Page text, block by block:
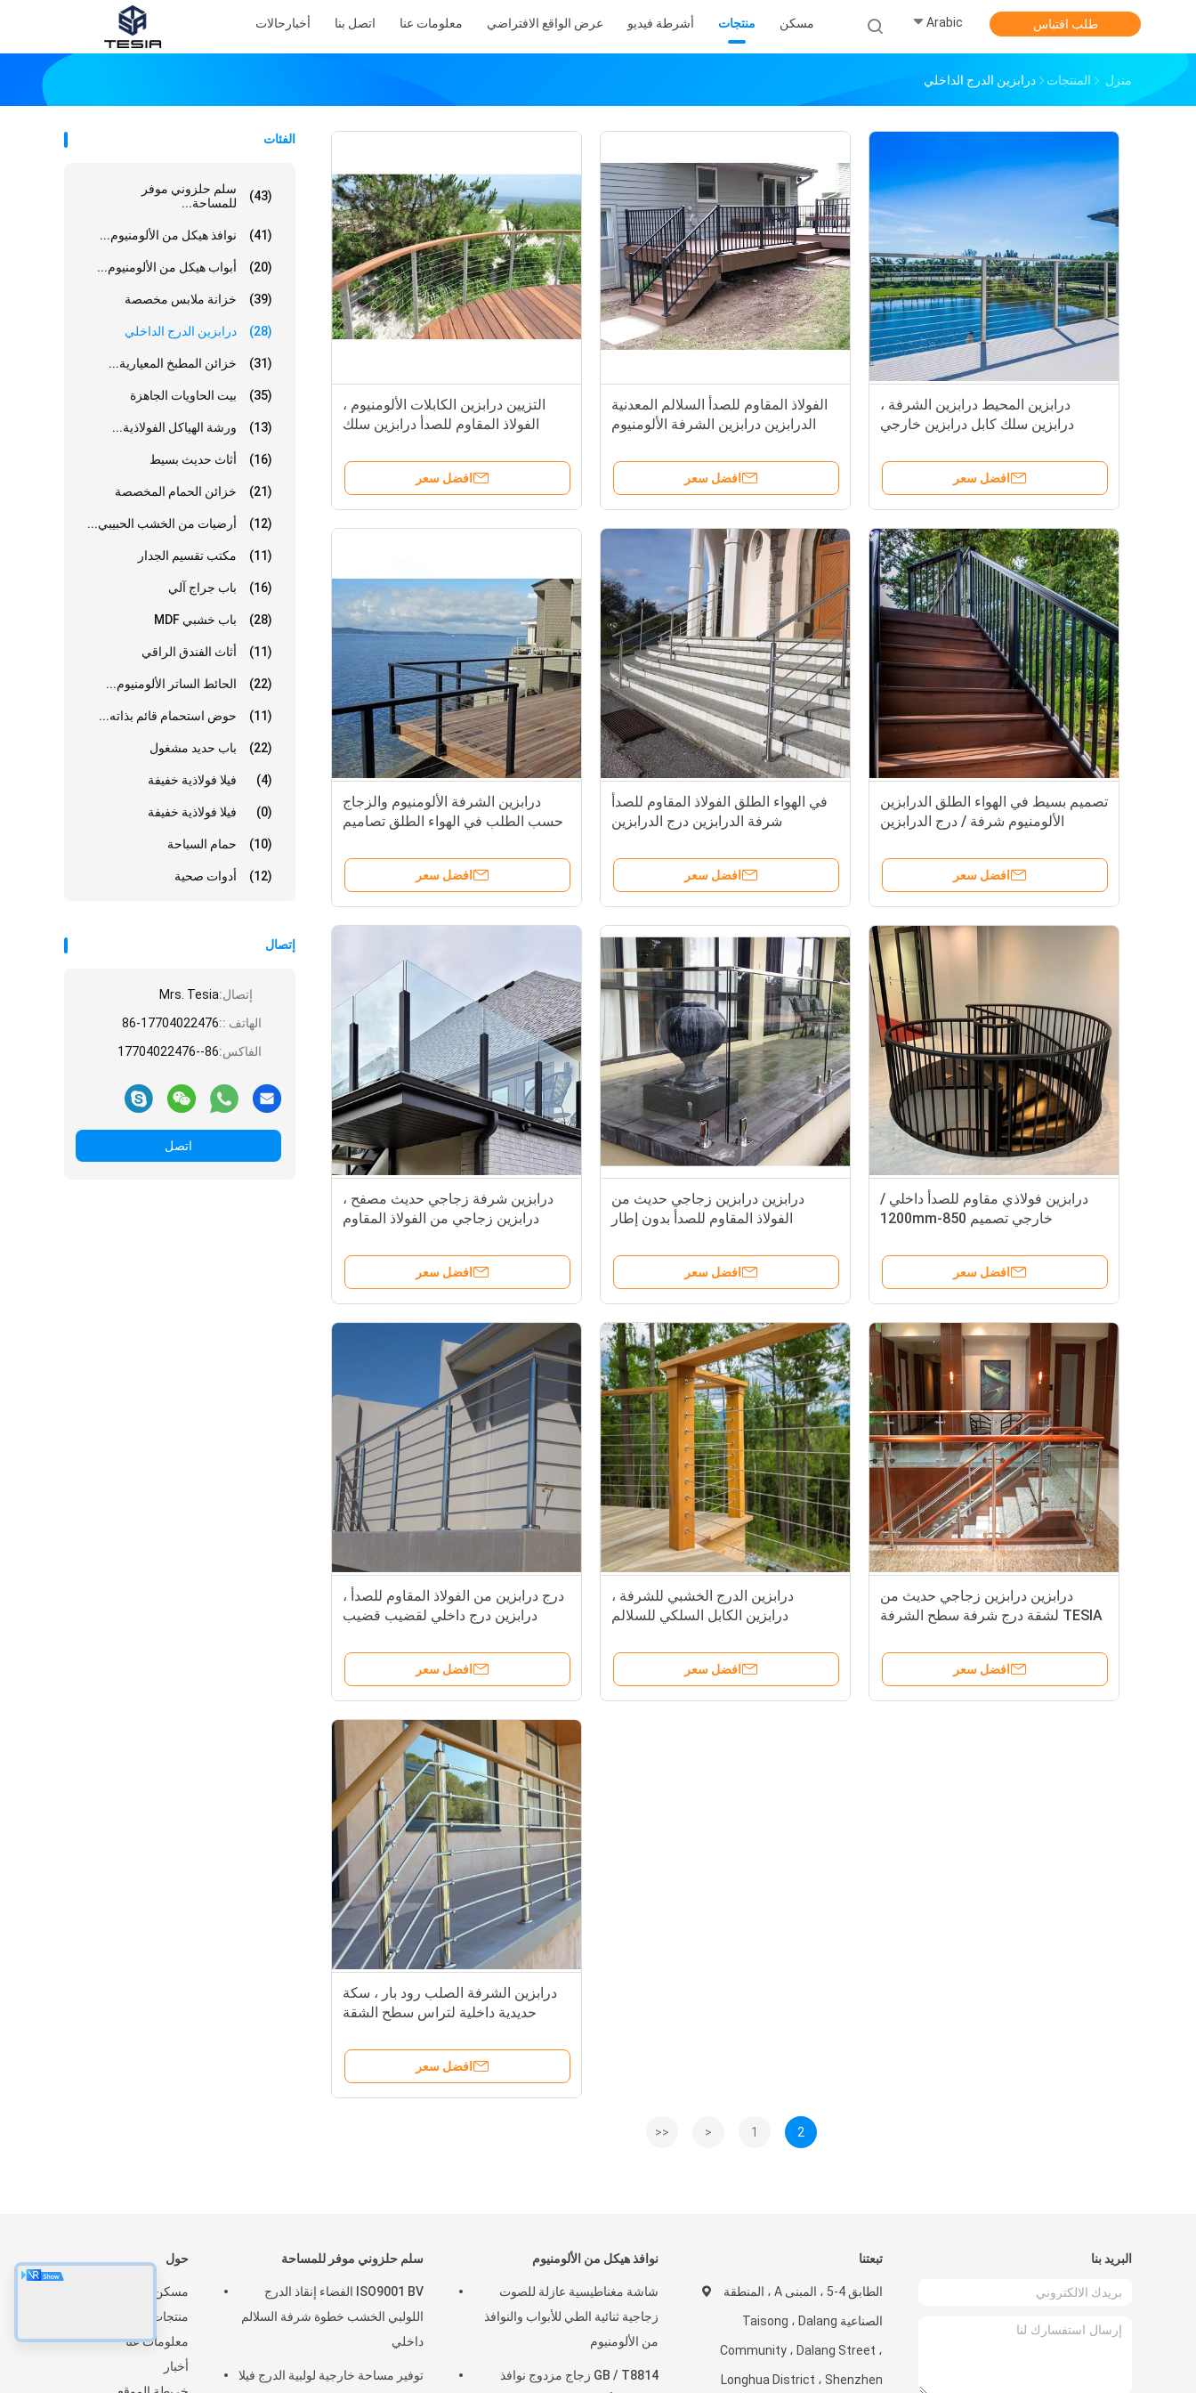
مسكن منتجات أشرطة فيديو عرض الواقع الافتراضي معلومات عنا اتصل بنا أخبار حالات Arabic طلب اقتباس
منزل المنتجات درابزين الدرج الداخلي
الفئات
سلم حلزوني موفر
للمساحة...
(43)
نوافذ هيكل من الألومنيوم... (41)
أبواب هيكل من الألومنيوم... (20)
خزانة ملابس مخصصة (39)
درابزين الدرج الداخلي (28)
خزائن المطبخ المعيارية... (31)
بيت الحاويات الجاهزة (35)
ورشة الهياكل الفولاذية... (13)
أثاث حديث بسيط (16)
خزائن الحمام المخصصة (21)
أرضيات من الخشب الحبيبي... (12)
مكتب تقسيم الجدار (11)
باب جراج آلي (16)
باب خشبي MDF (28)
أثاث الفندق الراقي (11)
الحائط الساتر الألومنيوم... (22)
حوض استحمام قائم بذاته... (11)
باب حديد مشغول (22)
فيلا فولاذية خفيفة (4)
فيلا فولاذية خفيفة (0)
حمام السباحة (10)
أدوات صحية (12)
إتصال
إتصال:Mrs. Tesia
الهاتف ::86-17704022476
الفاكس:86--17704022476
اتصل
التزيين درابزين الكابلات الألومنيوم ،
الفولاذ المقاوم للصدأ درابزين سلك
افضل سعر
الفولاذ المقاوم للصدأ السلالم المعدنية
الدرابزين درابزين الشرفة الألومنيوم
افضل سعر
درابزين المحيط درابزين الشرفة ،
درابزين سلك كابل درابزين خارجي
افضل سعر
درابزين الشرفة الألومنيوم والزجاج
حسب الطلب في الهواء الطلق تصاميم
افضل سعر
في الهواء الطلق الفولاذ المقاوم للصدأ
شرفة الدرابزين درج الدرابزين
افضل سعر
تصميم بسيط في الهواء الطلق الدرابزين
الألومنيوم شرفة / درج الدرابزين
افضل سعر
درابزين شرفة زجاجي حديث مصفح ،
درابزين زجاجي من الفولاذ المقاوم
افضل سعر
درابزين درابزين زجاجي حديث من
الفولاذ المقاوم للصدأ بدون إطار
افضل سعر
درابزين فولاذي مقاوم للصدأ داخلي /
خارجي تصميم 850-1200mm
افضل سعر
درج درابزين من الفولاذ المقاوم للصدأ ،
درابزين درج داخلي لقضيب قضيب
افضل سعر
درابزين الدرج الخشبي للشرفة ،
درابزين الكابل السلكي للسلالم
افضل سعر
درابزين درابزين زجاجي حديث من
TESIA لشقة درج شرفة سطح الشرفة
افضل سعر
درابزين الشرفة الصلب رود بار ، سكة
حديدية داخلية لتراس سطح الشقة
افضل سعر
<< < 1 2
حول
مسكن
منتجات
معلومات عنا
أخبار
سلم حلزوني موفر للمساحة
ISO9001 BV الفضاء إنقاذ الدرج
اللولبي الخشب خطوة شرفة السلالم
داخلي
توفير مساحة خارجية لولبية الدرج فيلا
نوافذ هيكل من الألومنيوم
شاشة مغناطيسية عازلة للصوت
زجاجية ثنائية الطي للأبواب والنوافذ
من الألومنيوم
GB / T8814 زجاج مزدوج نوافذ
تبعتنا
الطابق 4-5 ، المبنى A ، المنطقة
الصناعية Taisong ، Dalang
Community ، Dalang Street ،
Longhua District ، Shenzhen
البريد بنا